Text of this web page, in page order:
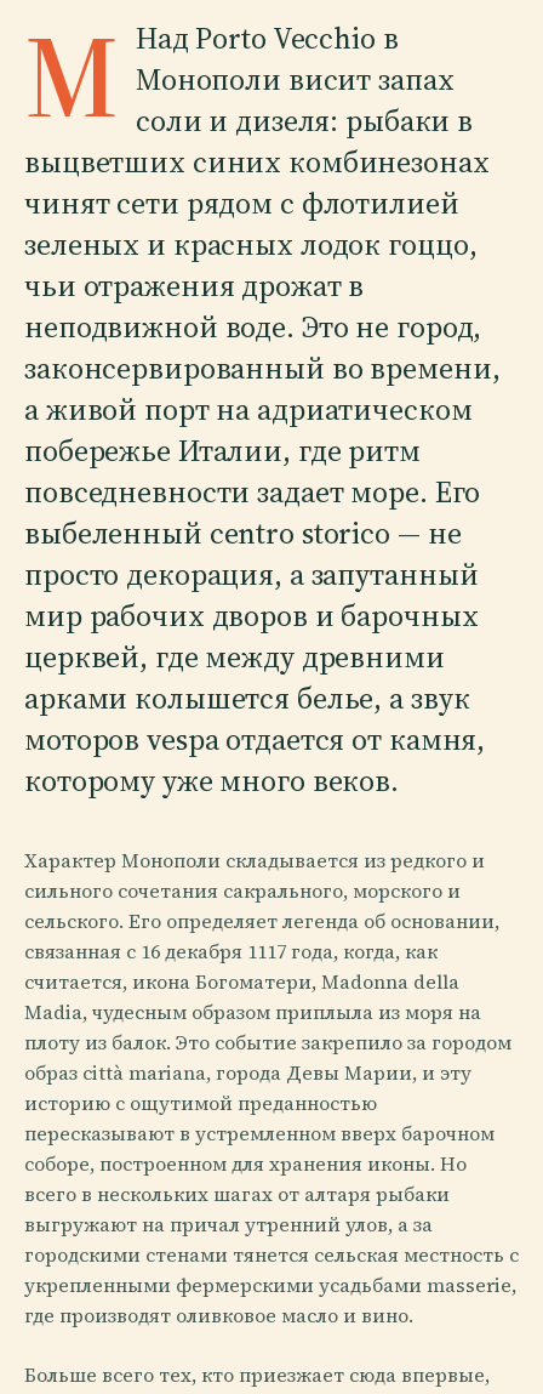
М Над Porto Vecchio в
Монополи висит запах
соли и дизеля: рыбаки в
выцветших синих комбинезонах
чинят сети рядом с флотилией
зеленых и красных лодок гоццо,
чьи отражения дрожат в
неподвижной воде. Это не город,
законсервированный во времени,
а живой порт на адриатическом
побережье Италии, где ритм
повседневности задает море. Его
выбеленный centro storico — не
просто декорация, а запутанный
мир рабочих дворов и барочных
церквей, где между древними
арками колышется белье, а звук
моторов vespa отдается от камня,
которому уже много веков.
Характер Монополи складывается из редкого и
сильного сочетания сакрального, морского и
сельского. Его определяет легенда об основании,
связанная с 16 декабря 1117 года, когда, как
считается, икона Богоматери, Madonna della
Madia, чудесным образом приплыла из моря на
плоту из балок. Это событие закрепило за городом
образ città mariana, города Девы Марии, и эту
историю с ощутимой преданностью
пересказывают в устремленном вверх барочном
соборе, построенном для хранения иконы. Но
всего в нескольких шагах от алтаря рыбаки
выгружают на причал утренний улов, а за
городскими стенами тянется сельская местность с
укрепленными фермерскими усадьбами masserie,
где производят оливковое масло и вино.
Больше всего тех, кто приезжает сюда впервые,